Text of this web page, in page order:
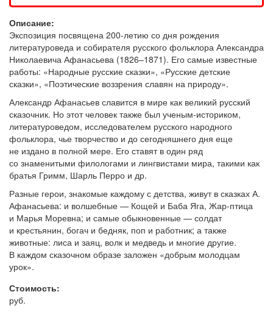
Описание:
Экспозиция посвящена 200-летию со дня рождения
литературоведа и собирателя русского фольклора Александра
Николаевича Афанасьева (1826–1871). Его самые известные
работы: «Народные русские сказки», «Русские детские
сказки», «Поэтические воззрения славян на природу».
Александр Афанасьев славится в мире как великий русский
сказочник. Но этот человек также был ученым-историком,
литературоведом, исследователем русского народного
фольклора, чье творчество и до сегодняшнего дня еще
не издано в полной мере. Его ставят в один ряд
со знаменитыми филологами и лингвистами мира, такими как
братья Гримм, Шарль Перро и др.
Разные герои, знакомые каждому с детства, живут в сказках А.
Афанасьева: и волшебные — Кощей и Баба Яга, Жар-птица
и Марья Моревна; и самые обыкновенные — солдат
и крестьянин, богач и бедняк, поп и работник; а также
животные: лиса и заяц, волк и медведь и многие другие.
В каждом сказочном образе заложен «добрым молодцам
урок».
Стоимость:
руб.